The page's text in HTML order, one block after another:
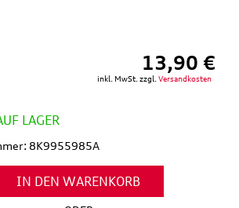
13,90 €
inkl. MwSt. zzgl. Versandkosten
LAGER
8K9955985A
IN DEN WARENKORB